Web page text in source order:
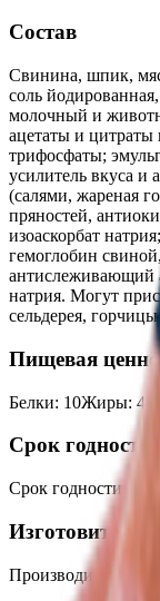
Состав
Свинина, шпик,
соль
молочный и
ацетаты и цитраты
трифосфаты;
усилитель вкуса и
(салями, жареная
пряностей,
изоаскорбат
гемоглобин
антислеживающий
натрия. Могут
сельдерея,
Пищевая
Белки: 10Жиры: 40
Срок годности
Срок годности
Изготовитель
Производитель: